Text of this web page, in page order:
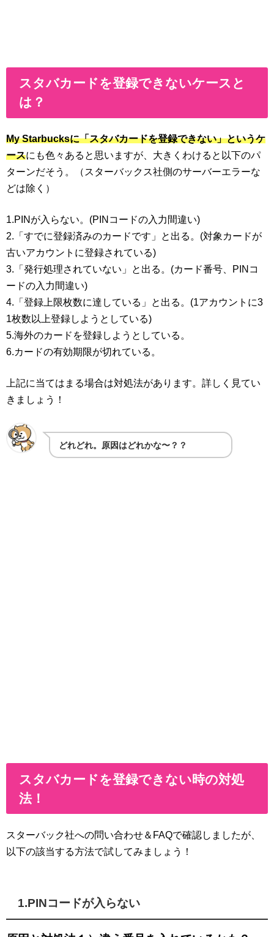
スタバカードを登録できないケースと
は？
My Starbucksに「スタバカードを登録できない」というケ
ースにも色々あると思いますが、大きくわけると以下のパ
ターンだそう。（スターバックス社側のサーバーエラーな
どは除く）
1.PINが入らない。(PINコードの入力間違い)
2.「すでに登録済みのカードです」と出る。(対象カードが
古いアカウントに登録されている)
3.「発行処理されていない」と出る。(カード番号、PINコ
ードの入力間違い)
4.「登録上限枚数に達している」と出る。(1アカウントに3
1枚数以上登録しようとしている)
5.海外のカードを登録しようとしている。
6.カードの有効期限が切れている。
上記に当てはまる場合は対処法があります。詳しく見てい
きましょう！
どれどれ。原因はどれかな〜？？
スタバカードを登録できない時の対処
法！
スターバック社への問い合わせ＆FAQで確認しましたが、
以下の該当する方法で試してみましょう！
1.PINコードが入らない